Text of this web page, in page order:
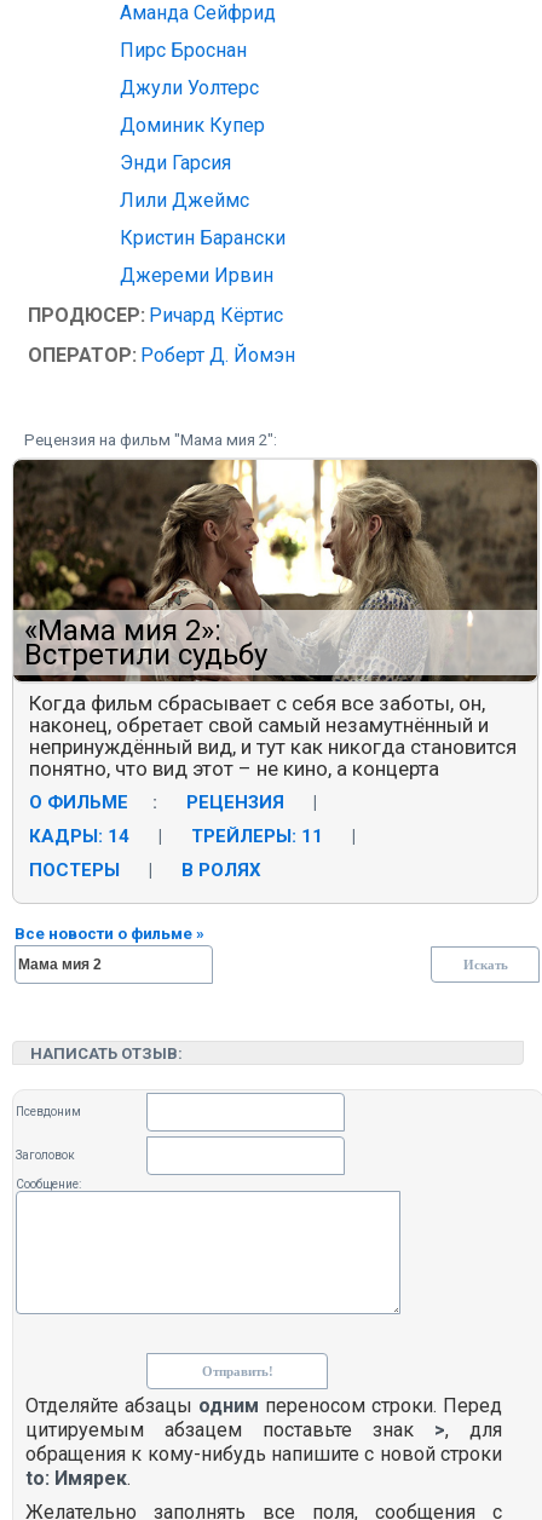
Аманда Сейфрид
Пирс Броснан
Джули Уолтерс
Доминик Купер
Энди Гарсия
Лили Джеймс
Кристин Барански
Джереми Ирвин
ПРОДЮСЕР: Ричард Кёртис
ОПЕРАТОР: Роберт Д. Йомэн
Рецензия на фильм "Мама мия 2":
«Мама мия 2»:
Встретили судьбу
Когда фильм сбрасывает с себя все заботы, он,
наконец, обретает свой самый незамутнённый и
непринуждённый вид, и тут как никогда становится
понятно, что вид этот – не кино, а концерта
О ФИЛЬМЕ : РЕЦЕНЗИЯ
|
КАДРЫ: 14
| ТРЕЙЛЕРЫ: 11
|
ПОСТЕРЫ
| В РОЛЯХ
Все новости о фильме »
НАПИСАТЬ ОТЗЫВ:
Псевдоним
Заголовок
Сообщение:
Отделяйте абзацы одним переносом строки. Перед
цитируемым абзацем поставьте знак >, для
обращения к кому-нибудь напишите с новой строки
to: Имярек.
Желательно заполнять все поля, сообщения с